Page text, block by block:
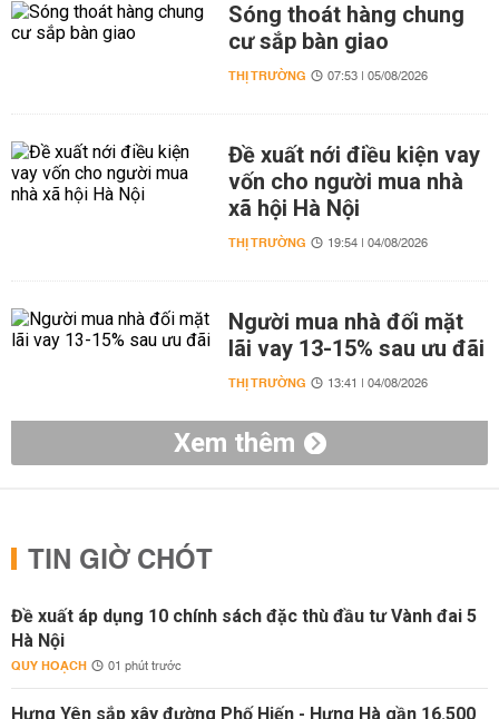
Sóng thoát hàng chung
cư sắp bàn giao
THỊ TRƯỜNG 07:53 | 05/08/2026
Đề xuất nới điều kiện vay
vốn cho người mua nhà
xã hội Hà Nội
THỊ TRƯỜNG 19:54 | 04/08/2026
Người mua nhà đối mặt
lãi vay 13-15% sau ưu đãi
THỊ TRƯỜNG 13:41 | 04/08/2026
Xem thêm
TIN GIỜ CHÓT
Đề xuất áp dụng 10 chính sách đặc thù đầu tư Vành đai 5
Hà Nội
QUY HOẠCH 01 phút trước
Hưng Yên sắp xây đường Phố Hiến - Hưng Hà gần 16.500